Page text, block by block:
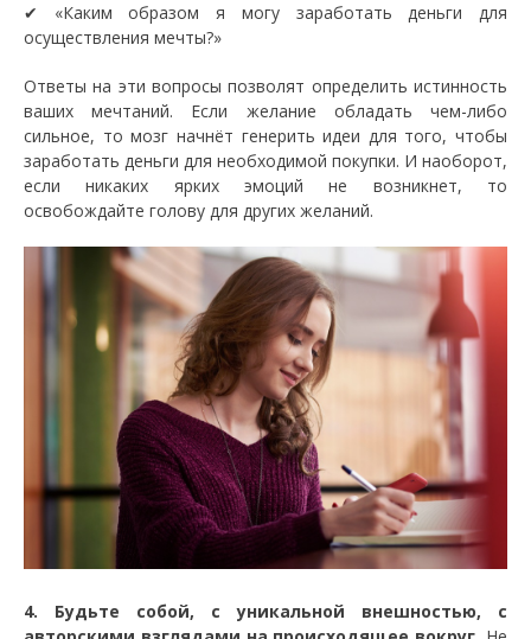
✔ «Каким образом я могу заработать деньги для
осуществления мечты?»
Ответы на эти вопросы позволят определить истинность
ваших мечтаний. Если желание обладать чем-либо
сильное, то мозг начнёт генерить идеи для того, чтобы
заработать деньги для необходимой покупки. И наоборот,
если никаких ярких эмоций не возникнет, то
освобождайте голову для других желаний.
4. Будьте собой, с уникальной внешностью, с